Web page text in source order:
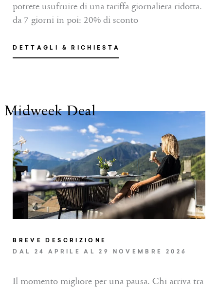
potrete usufruire di una tariffa giornaliera ridotta.
da 7 giorni in poi: 20% di sconto
DETTAGLI & RICHIESTA
ALTRI SERVIZI INCLUSI
CHIUDI DETTAGLI
INVIA LA RICHIESTA
PRENOTARE
Midweek Deal
BREVE DESCRIZIONE
DAL 24 APRILE AL 29 NOVEMBRE 2026
Il momento migliore per una pausa. Chi arriva tra